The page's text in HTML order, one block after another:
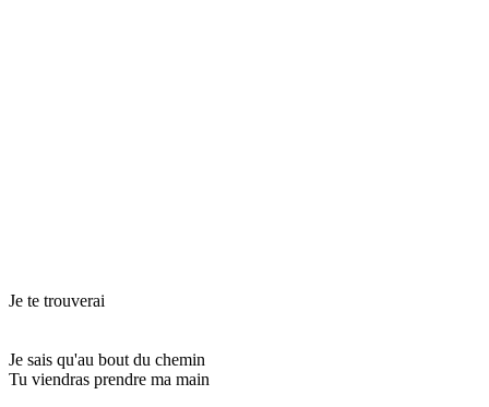
Je te trouverai
Je sais qu'au bout du chemin
Tu viendras prendre ma main